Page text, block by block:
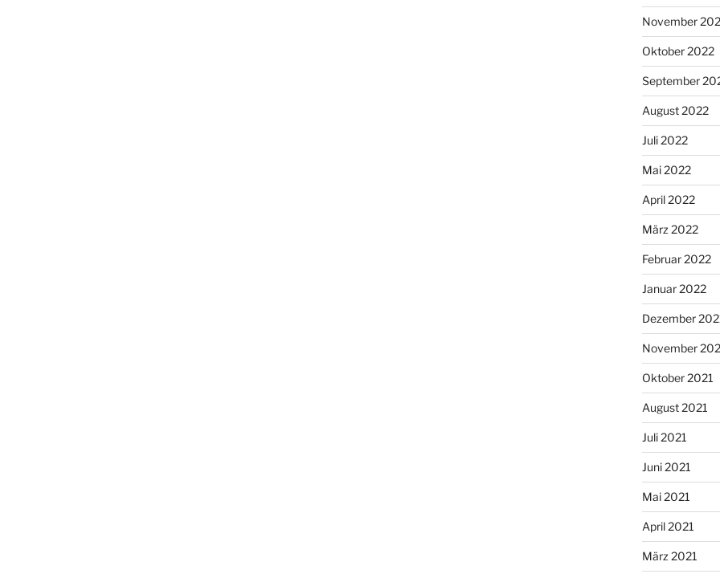
November
Oktober 2022
September
August 2022
Juli 2022
Mai 2022
April 2022
März 2022
Februar 2022
Januar 2022
Dezember
November
Oktober 2021
August 2021
Juli 2021
Juni 2021
Mai 2021
April 2021
März 2021